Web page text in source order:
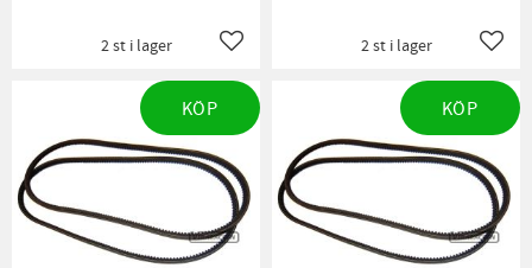
Lägg till i favoriter
2 st i lager 2 st i lager
KÖP KÖP